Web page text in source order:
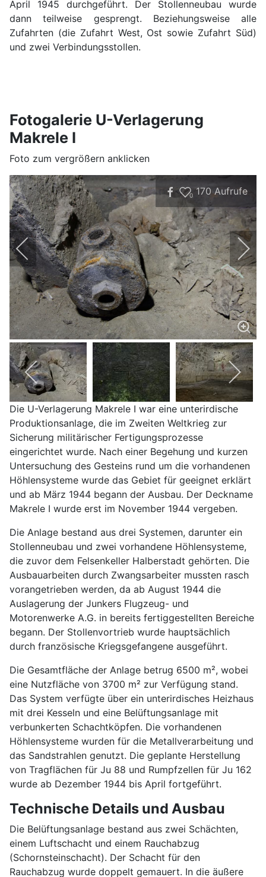
April 1945 durchgeführt. Der Stollenneubau wurde
dann teilweise gesprengt. Beziehungsweise alle
Zufahrten (die Zufahrt West, Ost sowie Zufahrt Süd)
und zwei Verbindungsstollen.
Fotogalerie U-Verlagerung
Makrele I
Foto zum vergrößern anklicken
0 170 Aufrufe
Die U-Verlagerung Makrele I war eine unterirdische
Produktionsanlage, die im Zweiten Weltkrieg zur
Sicherung militärischer Fertigungsprozesse
eingerichtet wurde. Nach einer Begehung und kurzen
Untersuchung des Gesteins rund um die vorhandenen
Höhlensysteme wurde das Gebiet für geeignet erklärt
und ab März 1944 begann der Ausbau. Der Deckname
Makrele I wurde erst im November 1944 vergeben.
Die Anlage bestand aus drei Systemen, darunter ein
Stollenneubau und zwei vorhandene Höhlensysteme,
die zuvor dem Felsenkeller Halberstadt gehörten. Die
Ausbauarbeiten durch Zwangsarbeiter mussten rasch
vorangetrieben werden, da ab August 1944 die
Auslagerung der Junkers Flugzeug- und
Motorenwerke A.G. in bereits fertiggestellten Bereiche
begann. Der Stollenvortrieb wurde hauptsächlich
durch französische Kriegsgefangene ausgeführt.
Die Gesamtfläche der Anlage betrug 6500 m², wobei
eine Nutzfläche von 3700 m² zur Verfügung stand.
Das System verfügte über ein unterirdisches Heizhaus
mit drei Kesseln und eine Belüftungsanlage mit
verbunkerten Schachtköpfen. Die vorhandenen
Höhlensysteme wurden für die Metallverarbeitung und
das Sandstrahlen genutzt. Die geplante Herstellung
von Tragflächen für Ju 88 und Rumpfzellen für Ju 162
wurde ab Dezember 1944 bis April fortgeführt.
Technische Details und Ausbau
Die Belüftungsanlage bestand aus zwei Schächten,
einem Luftschacht und einem Rauchabzug
(Schornsteinschacht). Der Schacht für den
Rauchabzug wurde doppelt gemauert. In die äußere